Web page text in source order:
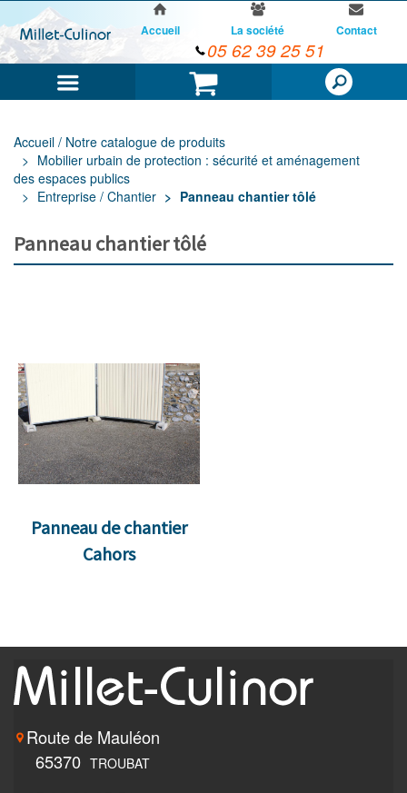
Panier
Accueil La société Contact
05 62 39 25 51
Accueil / Notre catalogue de produits
Mobilier urbain de protection : sécurité et aménagement
des espaces publics
Entreprise / Chantier
Panneau chantier tôlé
Panneau chantier tôlé
Panneau de chantier
Cahors
Route de Mauléon
65370 TROUBAT